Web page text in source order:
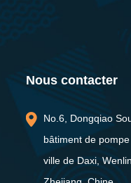
Nous contacter
No.6, Dongqiao
bâtiment de
ville de Daxi,